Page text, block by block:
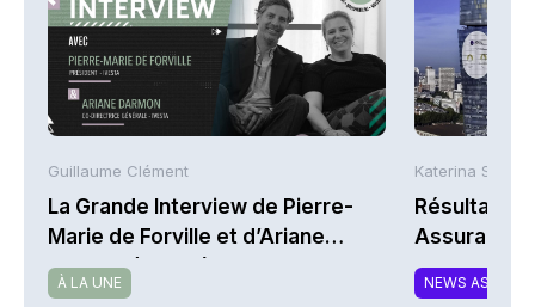
Guillaume Clément
La Grande Interview de Pierre-
Marie de Forville et d’Ariane
Darmon (Ivesta)
À LA UNE
Katerina
Résultats
NEWS